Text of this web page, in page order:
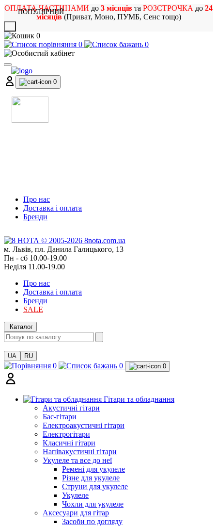
ОПЛАТА ЧАСТИНАМИ до 3 місяців та РОЗСТРОЧКА до 24
місяців(Приват, Моно, ПУМБ, Сенс тощо)
0
0
0
0
Про нас
Доставка і оплата
Бренди
м. Львів, пл. Данила Галицького, 13
Пн - сб 10.00-19.00
Неділя 11.00-19.00
Про нас
Доставка і оплата
Бренди
SALE
Каталог
UA RU
0 0 0
Гітари та обладнання
Акустичні гітари
Бас-гітари
Електроакустичні гітари
Електрогітари
Класичні гітари
Напівакустичні гітари
Укулеле та все до неї
Ремені для укулеле
Різне для укулеле
Струни для укулеле
Укулеле
Чохли для укулеле
Аксесуари для гітар
Засоби по догляду
ПОПУЛЯРНИЙ